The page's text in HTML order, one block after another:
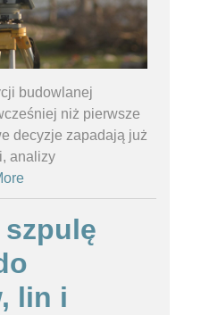
budowlanej
niż pierwsze
decyzje zapadają już
analizy
lin i